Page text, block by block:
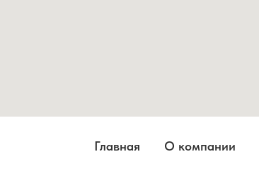
Главная О компании